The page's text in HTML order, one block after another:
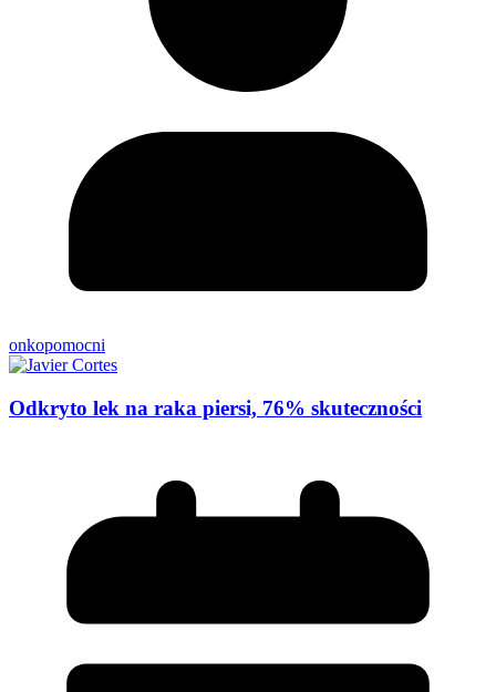
onkopomocni
Odkryto lek na raka piersi, 76% skuteczności